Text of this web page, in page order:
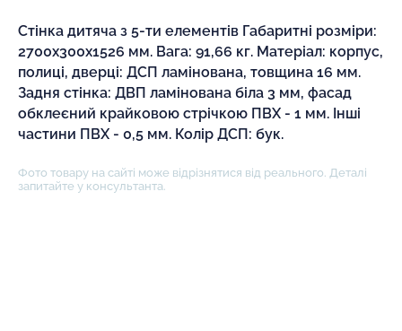
Стінка дитяча з 5-ти елементів Габаритні розміри:
2700х300х1526 мм. Вага: 91,66 кг. Матеріал: корпус,
полиці, дверці: ДСП ламінована, товщина 16 мм.
Задня стінка: ДВП ламінована біла 3 мм, фасад
обклеєний крайковою стрічкою ПВХ - 1 мм. Інші
частини ПВХ - 0,5 мм. Колір ДСП: бук.
Фото товару на сайті може відрізнятися від реального. Деталі
запитайте у консультанта.